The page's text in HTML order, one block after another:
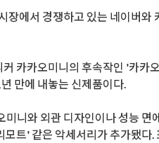
장에서 경쟁하고 있는 네이버와
카카오미니의 후속작인 '카카
만에 내놓는 신제품이다.
미니와 외관 디자인이나 성능
모트' 같은 악세서리가 추가됐다